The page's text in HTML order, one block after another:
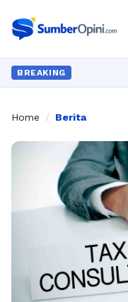
BREAKING
Home / Berita